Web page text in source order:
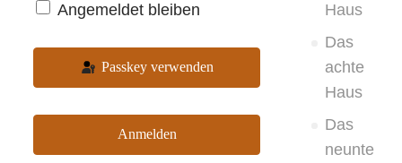
Haus
Das
achte
Haus
Das
neunte
Angemeldet bleiben
Passkey verwenden
Anmelden